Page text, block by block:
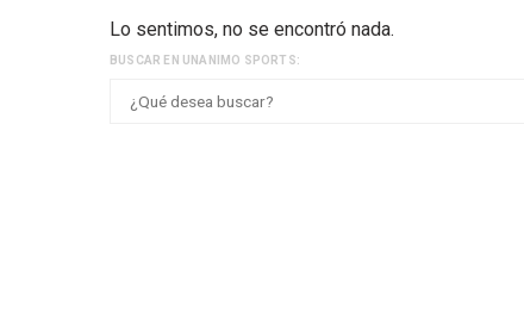
Lo sentimos, no se encontró nada.
BUSCAR EN UNANIMO SPORTS: